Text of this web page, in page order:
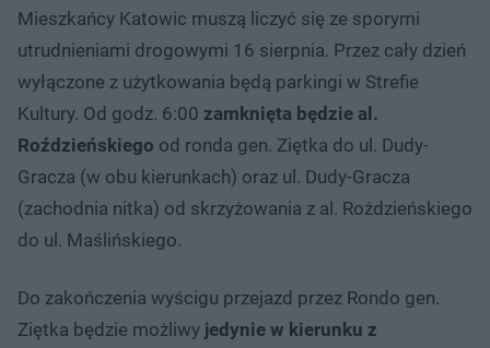
Mieszkańcy Katowic muszą liczyć się ze sporymi
utrudnieniami drogowymi 16 sierpnia. Przez cały dzień
wyłączone z użytkowania będą parkingi w Strefie
Kultury. Od godz. 6:00 zamknięta będzie al.
Roździeńskiego od ronda gen. Ziętka do ul. Dudy-
Gracza (w obu kierunkach) oraz ul. Dudy-Gracza
(zachodnia nitka) od skrzyżowania z al. Roździeńskiego
do ul. Maślińskiego.
Do zakończenia wyścigu przejazd przez Rondo gen.
Ziętka będzie możliwy jedynie w kierunku z